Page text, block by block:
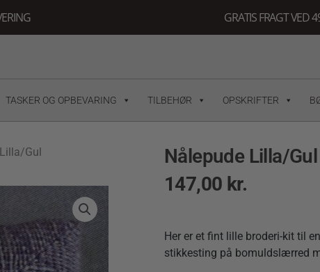
GRATIS FRAGT VED
TASKER OG OPBEVARING TILBEHØR OPSKRIFTER
Gul
Nålepude Lilla/Gul
147,00 kr.
Her er et fint lille broderi-kit til
stikkesting på bomuldslærred